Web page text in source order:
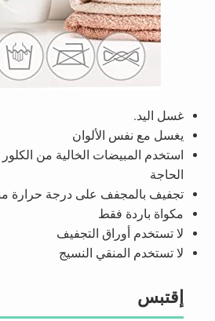
غسل اليد.
يغسل مع نفس الألوان
استخدم المبيضات الخالية من
الحاجة
تجفيف بالمجفف على درجة حرارة
مكواة باردة فقط
لا تستخدم أوراق التجفيف
لا تستخدم المنقي النسيج
إقتبس